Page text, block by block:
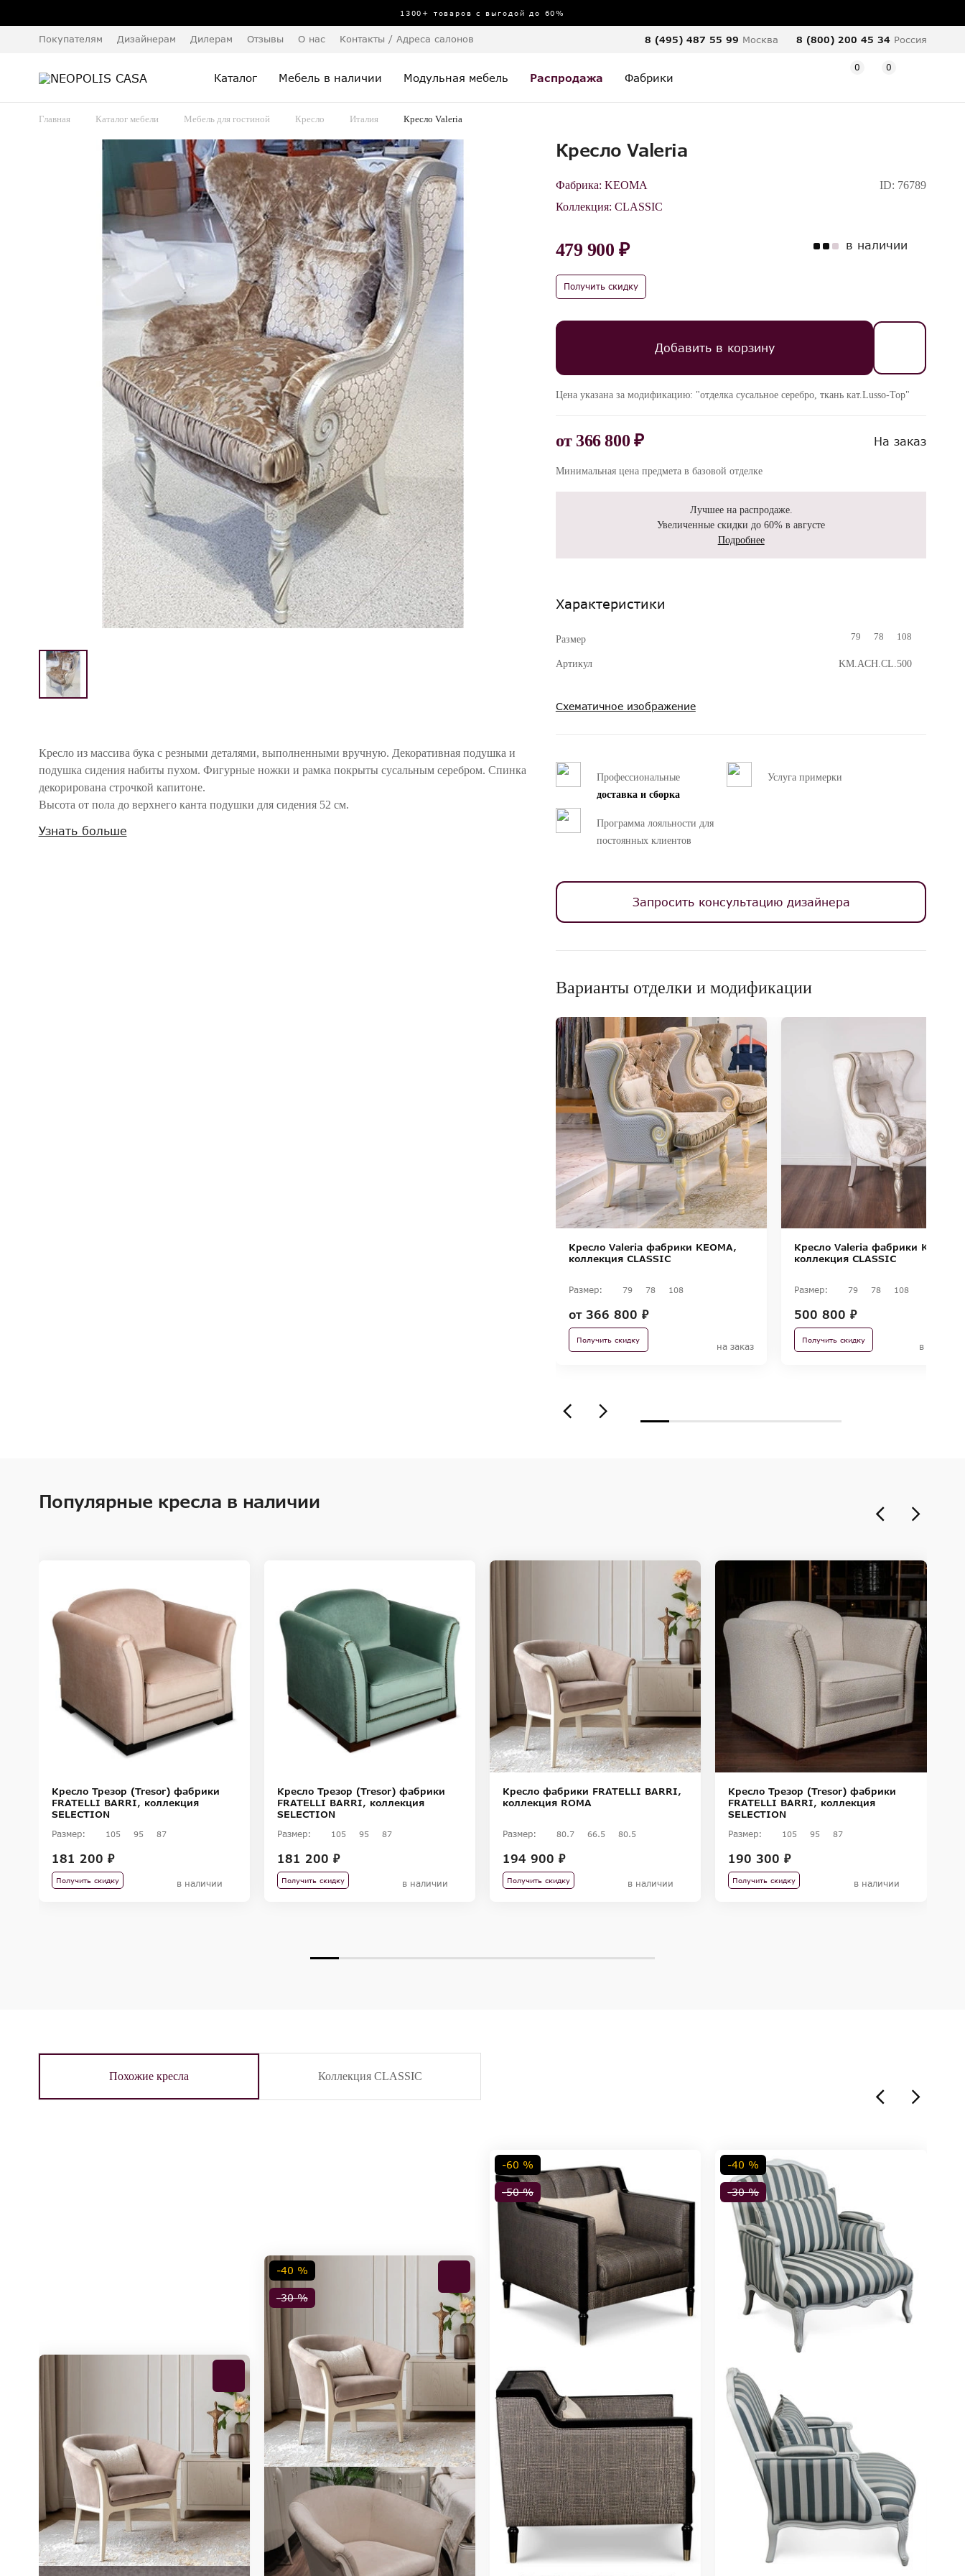
1300+ товаров с выгодой до 60%
Покупателям Дизайнерам Дилерам Отзывы О нас Контакты / Адреса салонов 8 (495) 487 55 99 Москва 8 (800) 200 45 34 Россия
Каталог Мебель в наличии Модульная мебель Распродажа Фабрики
0 0
Главная Каталог мебели Мебель для гостиной Кресло Италия Кресло Valeria
Кресло из массива бука с резными деталями, выполненными вручную. Декоративная подушка и
подушка сидения набиты пухом. Фигурные ножки и рамка покрыты сусальным серебром. Спинка
декорирована строчкой капитоне.
Высота от пола до верхнего канта подушки для сидения 52 см.
Внимание! Цвета предметов на изображениях могут отличаться из-за особенностей цветопередачи различных мониторов.
Узнать больше
Кресло Valeria
Фабрика: KEOMA
Коллекция: CLASSIC
ID: 76789
479 900 ₽
Получить скидку
в наличии
Добавить в корзину
Цена указана за модификацию: "отделка сусальное серебро, ткань кат.Lusso-Top"
от 366 800 ₽ На заказ
Минимальная цена предмета в базовой отделке
Лучшее на распродаже.
Увеличенные скидки до 60% в августе
Подробнее
Характеристики
Размер 79 78 108
Артикул KM.ACH.CL.500
Схематичное изображение
Профессиональные
доставка и сборка
Услуга примерки
Программа лояльности для
постоянных клиентов
Запросить консультацию дизайнера
Варианты отделки и модификации
Кресло Valeria фабрики KEOMA,
коллекция CLASSIC
Размер: 79 78 108
от366 800 ₽
Получить скидку
на заказ
Кресло Valeria фабрики KEOMA,
коллекция CLASSIC
Размер: 79 78 108
500 800 ₽
Получить скидку
в наличии
Популярные кресла в наличии
Кресло Трезор (Tresor) фабрики
FRATELLI BARRI, коллекция
SELECTION
Размер: 105 95 87
181 200 ₽
Получить скидку в наличии
Кресло Трезор (Tresor) фабрики
FRATELLI BARRI, коллекция
SELECTION
Размер: 105 95 87
181 200 ₽
Получить скидку в наличии
Кресло фабрики FRATELLI BARRI,
коллекция ROMA
Размер: 80.7 66.5 80.5
194 900 ₽
Получить скидку в наличии
Кресло Трезор (Tresor) фабрики
FRATELLI BARRI, коллекция
SELECTION
Размер: 105 95 87
190 300 ₽
Получить скидку в наличии
Похожие кресла Коллекция CLASSIC
-30 %
-40 %
-50 %
-60 %
-30 %
-40 %